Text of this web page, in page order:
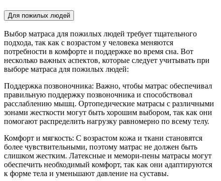
Для пожилых людей
Выбор матраса для пожилых людей требует тщательного
подхода, так как с возрастом у человека меняются
потребности в комфорте и поддержке во время сна. Вот
несколько важных аспектов, которые следует учитывать при
выборе матраса для пожилых людей:
Поддержка позвоночника: Важно, чтобы матрас обеспечивал
правильную поддержку позвоночника и способствовал
расслаблению мышц. Ортопедические матрасы с различными
зонами жесткости могут быть хорошим выбором, так как они
помогают распределить нагрузку равномерно по всему телу.
Комфорт и мягкость: С возрастом кожа и ткани становятся
более чувствительными, поэтому матрас не должен быть
слишком жестким. Латексные и мемори-пены матрасы могут
обеспечить необходимый комфорт, так как они адаптируются
к форме тела и уменьшают давление на суставы.